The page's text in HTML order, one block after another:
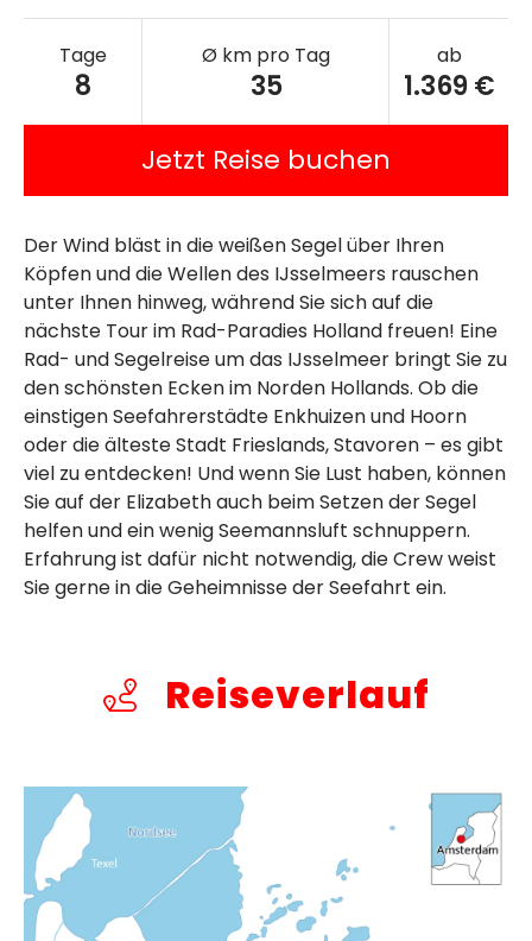
Tage
8
Ø km pro Tag
35
ab
1.369 €
Jetzt Reise buchen
Der Wind bläst in die weißen Segel über Ihren
Köpfen und die Wellen des IJsselmeers rauschen
unter Ihnen hinweg, während Sie sich auf die
nächste Tour im Rad-Paradies Holland freuen! Eine
Rad- und Segelreise um das IJsselmeer bringt Sie zu
den schönsten Ecken im Norden Hollands. Ob die
einstigen Seefahrerstädte Enkhuizen und Hoorn
oder die älteste Stadt Frieslands, Stavoren – es gibt
viel zu entdecken! Und wenn Sie Lust haben, können
Sie auf der Elizabeth auch beim Setzen der Segel
helfen und ein wenig Seemannsluft schnuppern.
Erfahrung ist dafür nicht notwendig, die Crew weist
Sie gerne in die Geheimnisse der Seefahrt ein.
Reiseverlauf